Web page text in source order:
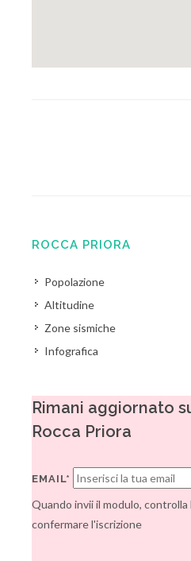
ROCCA PRIORA
Popolazione
Altitudine
Zone sismiche
Infografica
Rimani aggiornato
Rocca Priora
EMAIL*
Quando invii il modulo,
confermare l'iscrizione